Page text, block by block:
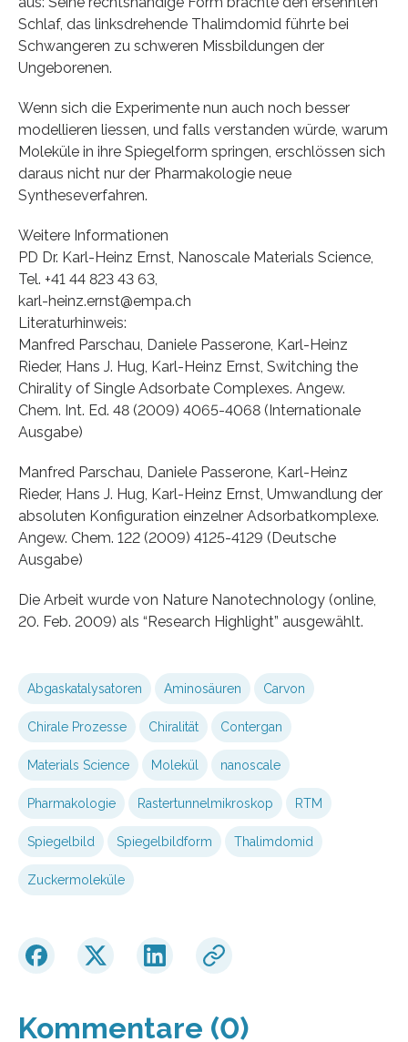
Schlaf, das linksdrehende Thalimdomid führte bei
Schwangeren zu schweren Missbildungen der
Ungeborenen.
Wenn sich die Experimente nun auch noch besser
modellieren liessen, und falls verstanden würde, warum
Moleküle in ihre Spiegelform springen, erschlössen sich
daraus nicht nur der Pharmakologie neue
Syntheseverfahren.
Weitere Informationen
PD Dr. Karl-Heinz Ernst, Nanoscale Materials Science,
Tel. +41 44 823 43 63,
karl-heinz.ernst@empa.ch
Literaturhinweis:
Manfred Parschau, Daniele Passerone, Karl-Heinz
Rieder, Hans J. Hug, Karl-Heinz Ernst, Switching the
Chirality of Single Adsorbate Complexes. Angew.
Chem. Int. Ed. 48 (2009) 4065-4068 (Internationale
Ausgabe)
Manfred Parschau, Daniele Passerone, Karl-Heinz
Rieder, Hans J. Hug, Karl-Heinz Ernst, Umwandlung der
absoluten Konfiguration einzelner Adsorbatkomplexe.
Angew. Chem. 122 (2009) 4125-4129 (Deutsche
Ausgabe)
Die Arbeit wurde von Nature Nanotechnology (online,
20. Feb. 2009) als “Research Highlight” ausgewählt.
Abgaskatalysatoren Aminosäuren Carvon
Chirale Prozesse Chiralität Contergan
Materials Science Molekül nanoscale
Pharmakologie Rastertunnelmikroskop RTM
Spiegelbild Spiegelbildform Thalimdomid
Zuckermoleküle
Kommentare (0)